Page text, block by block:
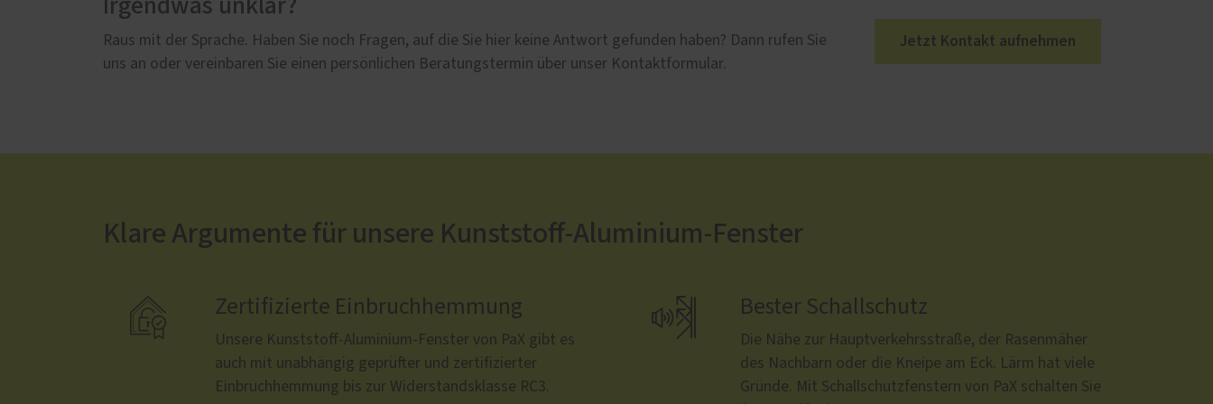
Irgendwas unklar?
Raus mit der Sprache. Haben Sie noch Fragen, auf die Sie hier keine Antwort gefunden haben? Dann rufen Sie
uns an oder vereinbaren Sie einen persönlichen Beratungstermin über unser Kontaktformular.
Jetzt Kontakt aufnehmen
Klare Argumente für unsere Kunststoff-Aluminium-Fenster
 Zertifizierte Einbruchhemmung
Unsere Kunststoff-Aluminium-Fenster von PaX gibt es
auch mit unabhängig geprüfter und zertifizierter
Einbruchhemmung bis zur Widerstandsklasse RC3.
 Bester Schallschutz
Die Nähe zur Hauptverkehrsstraße, der Rasenmäher
des Nachbarn oder die Kneipe am Eck. Lärm hat viele
Gründe. Mit Schallschutzfenstern von PaX schalten Sie